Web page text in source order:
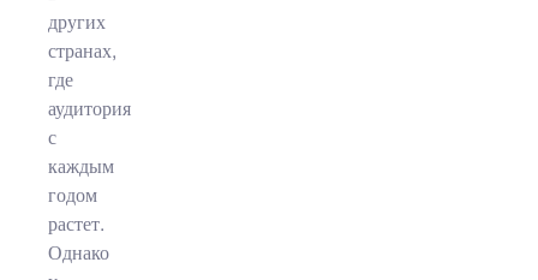
других
странах,
где
аудитория
с
каждым
годом
растет.
Однако